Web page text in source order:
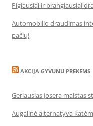
Pigiausiai ir brangiausiai
Automobilio draudimas
pačių!
AKCIJA GYVUNU PREKEMS
Geriausias Josera maistas
Augalinė alternatyva